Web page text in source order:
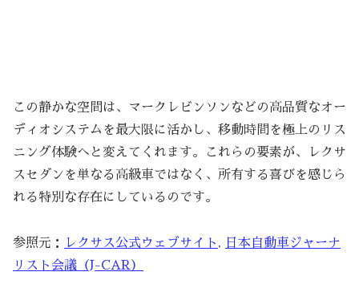
この静かな空間は、マークレビンソンなどの高品質なオー
ディオシステムを最大限に活かし、移動時間を極上のリス
ニング体験へと変えてくれます。これらの要素が、レクサ
スセダンを単なる高級車ではなく、所有する喜びを感じら
れる特別な存在にしているのです。
参照元： レクサス公式ウェブサイト ,
日本自動車ジャーナ
リスト会議（J-CAR）